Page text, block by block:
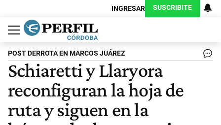
INGRESAR SUSCRIBITE
Política
Economía
Judiciales
Sociedad
Cultura
Espectáculos
Deportes
Protagonistas
POST DERROTA EN MARCOS JUÁREZ
Schiaretti y Llaryora
reconfiguran la hoja de
ruta y siguen en la